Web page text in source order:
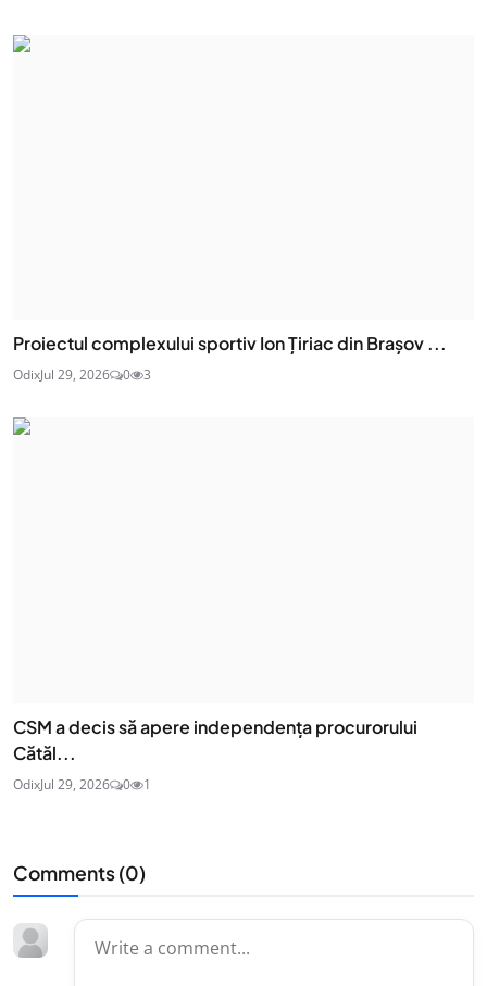
Proiectul complexului sportiv Ion Țiriac din Brașov ...
OdixJul 29, 2026 0 3
CSM a decis să apere independența procurorului
Cătăl...
OdixJul 29, 2026 0 1
Comments (0)